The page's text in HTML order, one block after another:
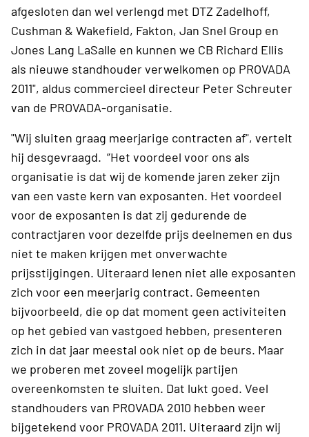
afgesloten dan wel verlengd met DTZ Zadelhoff,
Cushman & Wakefield, Fakton, Jan Snel Group en
Jones Lang LaSalle en kunnen we CB Richard Ellis
als nieuwe standhouder verwelkomen op PROVADA
2011", aldus commercieel directeur Peter Schreuter
van de PROVADA-organisatie.
"Wij sluiten graag meerjarige contracten af", vertelt
hij desgevraagd. ”Het voordeel voor ons als
organisatie is dat wij de komende jaren zeker zijn
van een vaste kern van exposanten. Het voordeel
voor de exposanten is dat zij gedurende de
contractjaren voor dezelfde prijs deelnemen en dus
niet te maken krijgen met onverwachte
prijsstijgingen. Uiteraard lenen niet alle exposanten
zich voor een meerjarig contract. Gemeenten
bijvoorbeeld, die op dat moment geen activiteiten
op het gebied van vastgoed hebben, presenteren
zich in dat jaar meestal ook niet op de beurs. Maar
we proberen met zoveel mogelijk partijen
overeenkomsten te sluiten. Dat lukt goed. Veel
standhouders van PROVADA 2010 hebben weer
bijgetekend voor PROVADA 2011. Uiteraard zijn wij